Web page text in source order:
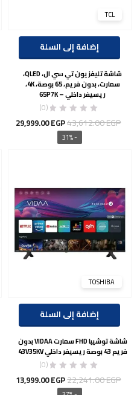
TCL
إضافة إلى السلة
شاشة تليفزيون تي سي ال، QLED،
سمارت، بدون فريم، 65 بوصة، 4K،
ريسيفر داخلي – 65P7K
(0)
43,612.00EGP
السعر
الأصلي
29,999.00EGP
السعر
- 31%
TOSHIBA
إضافة إلى السلة
شاشة توشيبا FHD سمارت VIDAA بدون
فريم 43 بوصة ريسيفر داخلي 43V35KV
(0)
22,241.00EGP
السعر13,999.00EGP
السعر